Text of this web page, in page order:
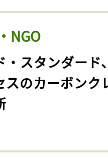
NGO
・スタンダード
スのカーボンク